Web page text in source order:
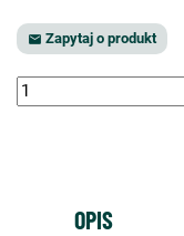
 Zapytaj o produkt
OPIS